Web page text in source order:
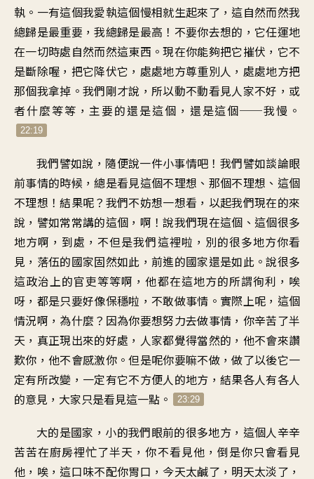
執。一有這個我愛執這個慢相就生起來了，這自然而然我
總歸是最重要，我總歸是最高！不要你去想的，它任運地
在一切時處自然而然這東西。現在你能夠把它摧伏，它不
是斷除喔，把它降伏它，處處地方尊重別人，處處地方把
那個我拿掉。我們剛才說，所以動不動看見人家不好，或
者什麼等等，主要的還是這個，還是這個──我慢。
22:19
我們譬如說，隨便說一件小事情吧！我們譬如談論眼
前事情的時候，總是看見這個不理想、那個不理想、這個
不理想！結果呢？我們不妨想一想看，以起我們現在的來
說，譬如常常講的這個，啊！說我們現在這個、這個很多
地方啊，到處，不但是我們這裡啦，別的很多地方你看
見，落伍的國家固然如此，前進的國家還是如此。說很多
這政治上的官吏等等啊，他都在這地方的所謂徇利，唉
呀，都是只要好像保穩啦，不敢做事情。實際上呢，這個
情況啊，為什麼？因為你要想努力去做事情，你辛苦了半
天，真正現出來的好處，人家都覺得當然的，他不會來讚
歎你，他不會感激你。但是呢你要嘛不做，做了以後它一
定有所改變，一定有它不方便人的地方，結果各人有各人
的意見，大家只是看見這一點。
23:29
大的是國家，小的我們眼前的很多地方，這個人辛辛
苦苦在廚房裡忙了半天，你不看見他，倒是你只會看見
他，唉，這口味不配你胃口，今天太鹹了，明天太淡了，